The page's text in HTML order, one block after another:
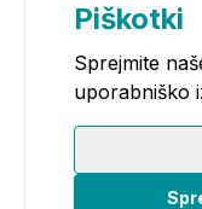
Piškotki
Sprejmite
uporabniško